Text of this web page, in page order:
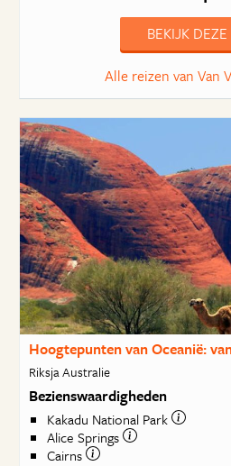
BEKIJK DEZE
Alle reizen van Van
Hoogtepunten van Oceanië:
Riksja Australie
Bezienswaardigheden
Kakadu National Park
Alice Springs
Cairns